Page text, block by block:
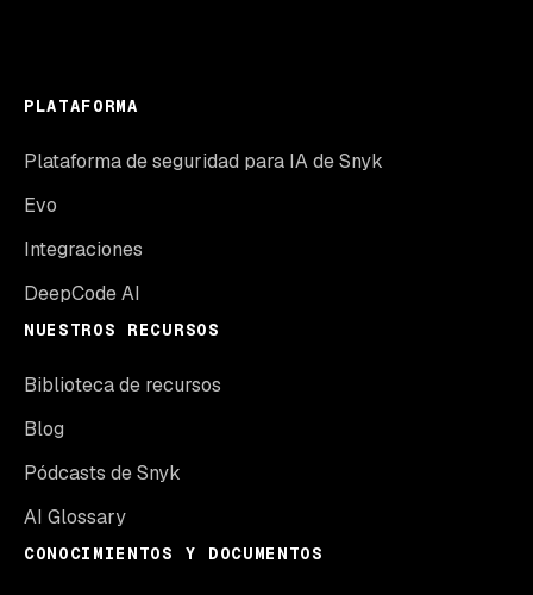
PLATAFORMA
Plataforma de seguridad para IA de Snyk
Evo
Integraciones
DeepCode AI
NUESTROS RECURSOS
Biblioteca de recursos
Blog
Pódcasts de Snyk
AI Glossary
CONOCIMIENTOS Y DOCUMENTOS